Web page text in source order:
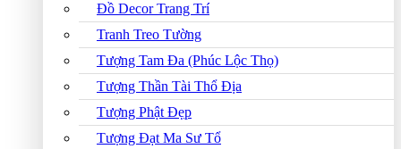
Đồ Decor Trang Trí
Tranh Treo Tường
Tượng Tam Đa (Phúc Lộc Thọ)
Tượng Thần Tài Thổ Địa
Tượng Phật Đẹp
Tượng Đạt Ma Sư Tổ